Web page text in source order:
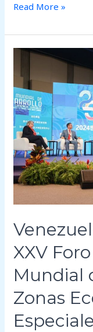
Read More »
XXV
Mundial
Zonas
Venezuela
sede
del
XXV
Foro
Economico
Mundial
de
Desarrollo
Económicas
Especiales
2024